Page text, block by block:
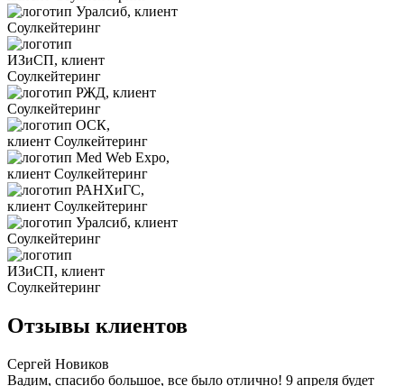
Отзывы клиентов
Сергей Новиков
Вадим, спасибо большое, все было отлично! 9 апреля будет